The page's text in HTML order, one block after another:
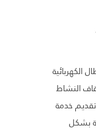
النشاط
خدمة
بشكل